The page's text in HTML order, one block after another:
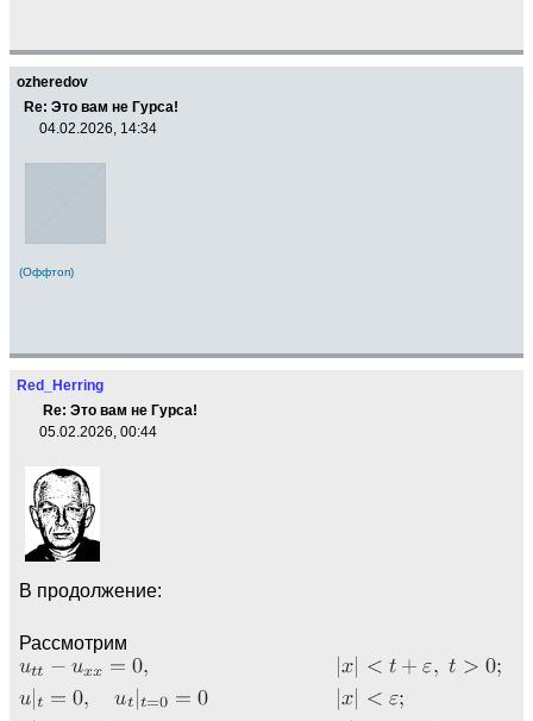
ozheredov
Re: Это вам не Гурса!
04.02.2026, 14:34
(Оффтоп)
Red_Herring
Re: Это вам не Гурса!
05.02.2026, 00:44
В продолжение:
Рассмотрим